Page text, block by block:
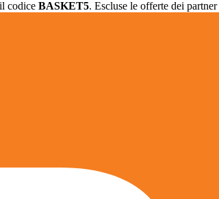
codice BASKET5. Escluse le offerte dei partner